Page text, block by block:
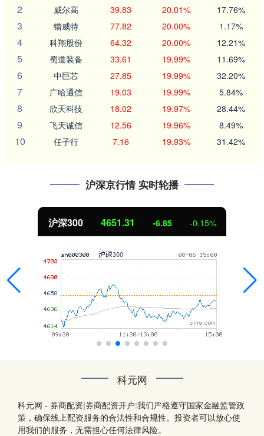
2 威尔高 39.83 20.01% 17.76%
3 锴威特 77.82 20.00% 1.17%
4 科翔股份 64.32 20.00% 12.21%
5 蜀道装备 33.61 19.99% 11.69%
6 中巨芯 27.85 19.99% 32.20%
7 广哈通信 19.03 19.99% 5.84%
8 欣天科技 18.02 19.97% 28.44%
9 飞天诚信 12.56 19.96% 8.49%
10 任子行 7.16 19.93% 31.42%
沪深京行情 实时轮播
沪深300 4651.31 -6.85 -0.15%
科元网
科元网 - 券商配资|券商配资开户:我们严格遵守国家金融监管政
策，确保线上配资服务的合法性和合规性。投资者可以放心使
用我们的服务，无需担心任何法律风险。